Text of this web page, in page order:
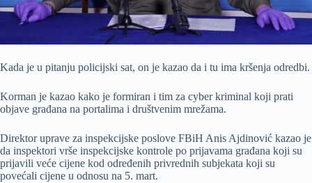
Kada je u pitanju policijski sat, on je kazao da i tu ima kršenja odredbi.
Korman je kazao kako je formiran i tim za cyber kriminal koji prati
objave građana na portalima i društvenim mrežama.
Direktor uprave za inspekcijske poslove FBiH Anis Ajdinović kazao je
da inspektori vrše inspekcijske kontrole po prijavama građana koji su
prijavili veće cijene kod određenih privrednih subjekata koji su
povećali cijene u odnosu na 5. mart.